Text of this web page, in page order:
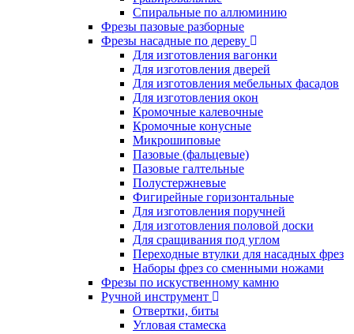
Cпиральные по аллюминию
Фрезы пазовые разборные
Фрезы насадные по дереву
Для изготовления вагонки
Для изготовления дверей
Для изготовления мебельных фасадов
Для изготовления окон
Кромочные калевочные
Кромочные конусные
Микрошиповые
Пазовые (фальцевые)
Пазовые галтельные
Полустержневые
Фигирейные горизонтальные
Для изготовления поручней
Для изготовления половой доски
Для сращивания под углом
Переходные втулки для насадных фрез
Наборы фрез со сменными ножами
Фрезы по искуственному камню
Ручной инструмент
Отвертки, биты
Угловая стамеска